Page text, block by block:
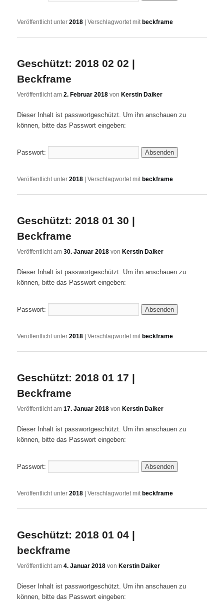
Veröffentlicht unter 2018 |Verschlagwortet mit beckframe
Geschützt: 2018 02 02 |
Beckframe
Veröffentlicht am2. Februar 2018 vonKerstin Daiker
Dieser Inhalt ist passwortgeschützt. Um ihn anschauen zu
können, bitte das Passwort eingeben:
Passwort:
Veröffentlicht unter 2018 |Verschlagwortet mit beckframe
Geschützt: 2018 01 30 |
Beckframe
Veröffentlicht am30. Januar 2018 vonKerstin Daiker
Dieser Inhalt ist passwortgeschützt. Um ihn anschauen zu
können, bitte das Passwort eingeben:
Passwort:
Veröffentlicht unter 2018 |Verschlagwortet mit beckframe
Geschützt: 2018 01 17 |
Beckframe
Veröffentlicht am17. Januar 2018 vonKerstin Daiker
Dieser Inhalt ist passwortgeschützt. Um ihn anschauen zu
können, bitte das Passwort eingeben:
Passwort:
Veröffentlicht unter 2018 |Verschlagwortet mit beckframe
Geschützt: 2018 01 04 |
beckframe
Veröffentlicht am4. Januar 2018 vonKerstin Daiker
Dieser Inhalt ist passwortgeschützt. Um ihn anschauen zu
können, bitte das Passwort eingeben: